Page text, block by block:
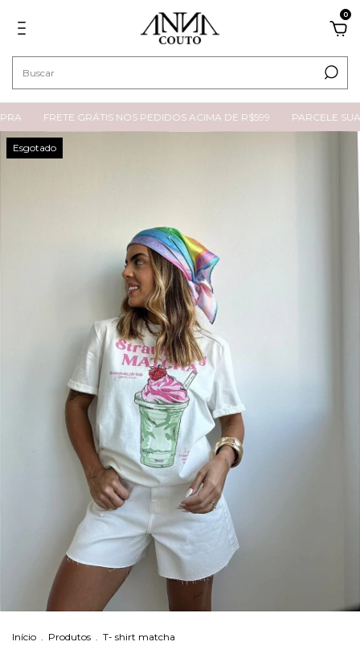
0
FRETE GRÁTIS NOS PEDIDOS ACIMA DE R$599 PARCELE SUA
Esgotado
Início . Produtos . T- shirt matcha